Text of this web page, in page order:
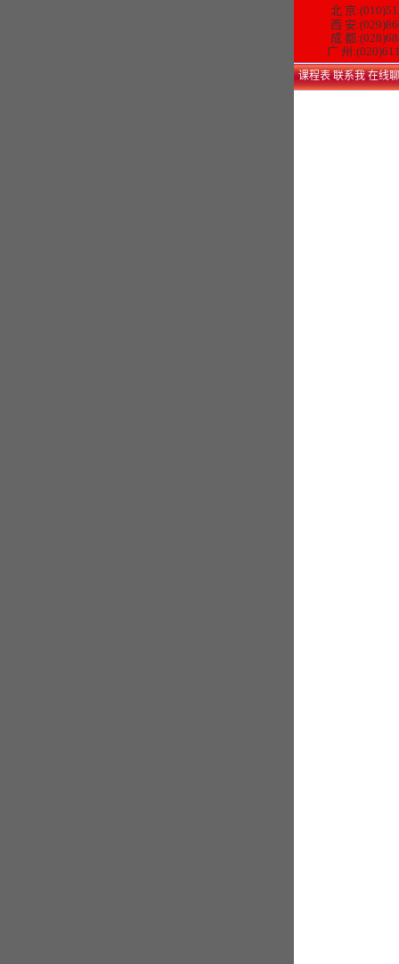
北 京
西 安
成 都
广 州
课程表 联系我 在线聊